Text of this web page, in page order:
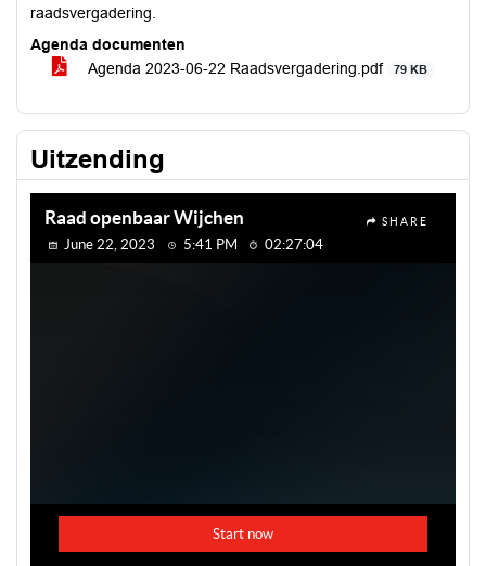
raadsvergadering.
Agenda documenten
Agenda 2023-06-22 Raadsvergadering.pdf
79 KB
Uitzending